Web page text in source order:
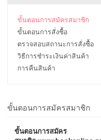
ขั้นตอนการสมัครสมาชิก
ขั้นตอนการสั่งซื้อ
ตรวจสอบสถานะการสั่งซื้อ
วิธีการชำระเงินค่าสินค้า
การคืนสินค้า
ขั้นตอนการสมัครสมาชิก
ขั้นตอนการสมัคร